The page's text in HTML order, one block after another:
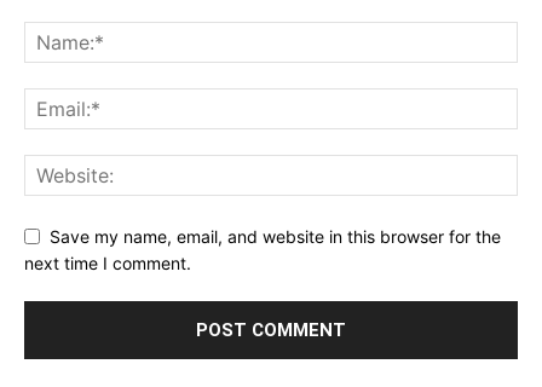
Save my name, email, and website in this browser for the
next time I comment.